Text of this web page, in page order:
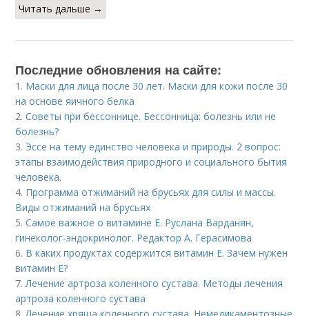
Читать дальше →
Последние обновления на сайте:
1. Маски для лица после 30 лет. Маски для кожи после 30
на основе яичного белка
2.Советы при бессоннице. Бессонница: болезнь или не
болезнь?
3. Эссе на тему единство человека и природы. 2 вопрос:
этапы взаимодействия природного и социального бытия
человека.
4. Программа отжиманий на брусьях для силы и массы.
Виды отжиманий на брусьях
5.Самое важное о витамине Е. Руслана Варданян,
гинеколог-эндокринолог. Редактор А. Герасимова
6. В каких продуктах содержится витамин Е. Зачем нужен
витамин Е?
7. Лечение артроза коленного сустава. Методы лечения
артроза коленного сустава